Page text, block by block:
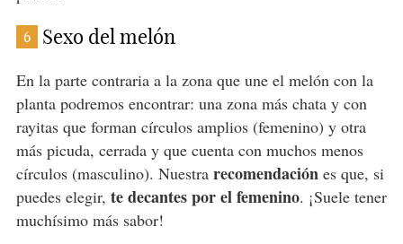
6 Sexo del melón
En la parte contraria a la zona que une el melón con la
planta podremos encontrar: una zona más chata y con
rayitas que forman círculos amplios (femenino) y otra
más picuda, cerrada y que cuenta con muchos menos
círculos (masculino). Nuestra recomendaciónes que, si
puedes elegir, te decantes por el femenino. ¡Suele tener
muchísimo más sabor!